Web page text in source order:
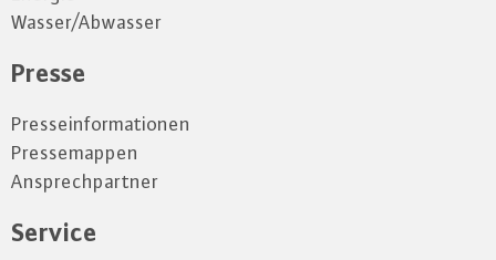
Wasser/Abwasser
Presse
Presseinformationen
Pressemappen
Ansprechpartner
Service